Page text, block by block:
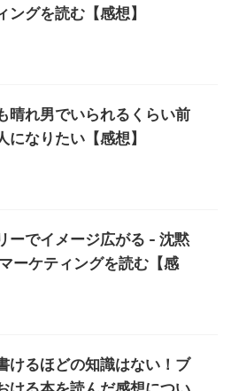
ングを読む【感想】
晴れ男でいられるくらい前
になりたい【感想】
ーでイメージ広がる - 沈黙
ーケティングを読む【感
けるほどの知識はない！ブ